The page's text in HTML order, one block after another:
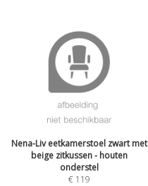
Nena-Liv eetkamerstoel zwart met
beige zitkussen - houten
onderstel
€ 119